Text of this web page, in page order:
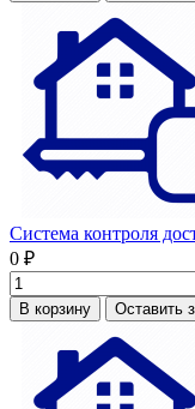
Система контроля
0 ₽
В корзину Оставить